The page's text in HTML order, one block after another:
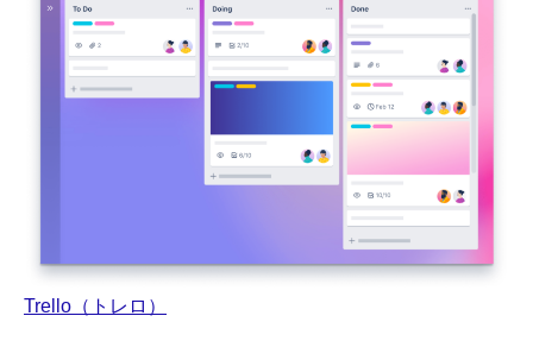
Trello（トレロ）